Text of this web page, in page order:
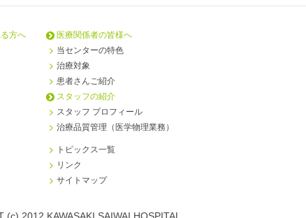
方へ
医療関係者の皆様へ
当センターの特色
治療対象
患者さんご紹介
スタッフの紹介
スタッフ プロフィール
治療品質管理（医学物理業務）
トピックス一覧
リンク
サイトマップ